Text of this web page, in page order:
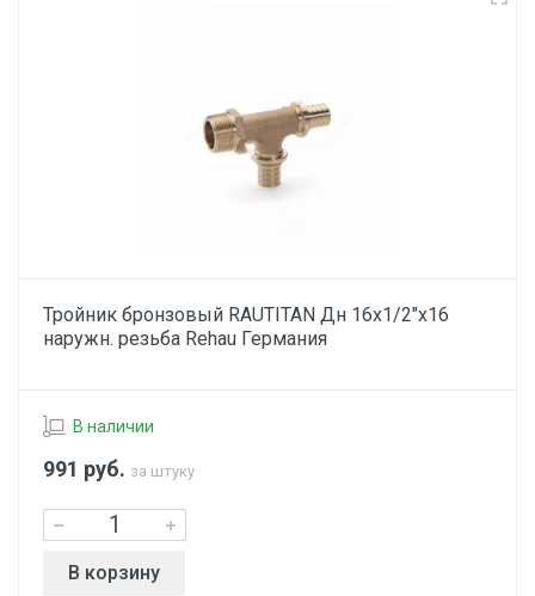
Тройник бронзовый RAUTITAN Дн 16х1/2"х16
наружн. резьба Rehau Германия
В наличии
991 руб. за штуку
В корзину